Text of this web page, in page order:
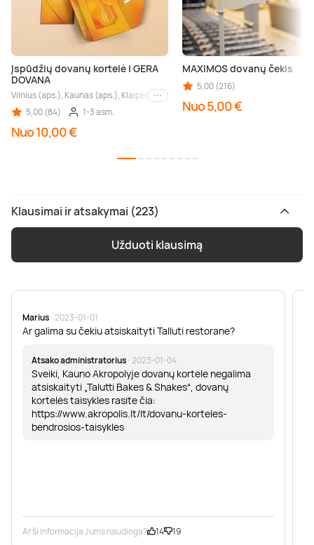
Įspūdžių dovanų kortelė | GERA
DOVANA
Vilnius (aps.), Kaunas (aps.), Klaipėda (aps.), Palanga (aps.), Nida (aps.),
Kiti miestai
5,00 (84)
1-3 asm.
Nuo 10,00 €
MAXIMOS dovanų čekis
5,00 (216)
Nuo 5,00 €
Klausimai ir atsakymai (223)
Užduoti klausimą
Marius · 2023-01-01
Ar galima su čekiu atsiskaityti Talluti restorane?
Atsako administratorius · 2023-01-04
Sveiki, Kauno Akropolyje dovanų kortele negalima
atsiskaityti „Talutti Bakes & Shakes“, dovanų
kortelės taisykles rasite čia:
https://www.akropolis.lt/lt/dovanu-korteles-
bendrosios-taisykles
Ar ši informacija Jums naudinga? 14 19